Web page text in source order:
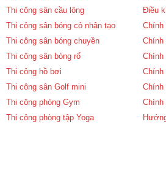
Thi công sân cầu lông
Thi công sân bóng cỏ nhân tạo
Thi công sân bóng chuyền
Thi công sân bóng rổ
Thi công hồ bơi
Thi công sân Golf mini
Thi công phòng Gym
Thi công phòng tập Yoga
Điều
Chính
Chính
Chính
Chính
Chính
Chính